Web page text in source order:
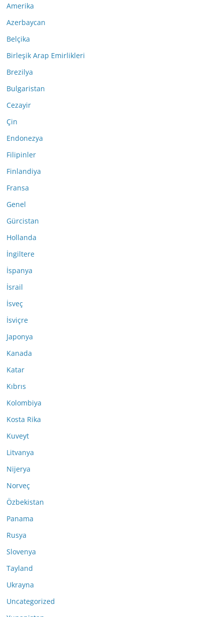
Amerika
Azerbaycan
Belçika
Birleşik Arap Emirlikleri
Brezilya
Bulgaristan
Cezayir
Çin
Endonezya
Filipinler
Finlandiya
Fransa
Genel
Gürcistan
Hollanda
İngiltere
İspanya
İsrail
İsveç
İsviçre
Japonya
Kanada
Katar
Kıbrıs
Kolombiya
Kosta Rika
Kuveyt
Litvanya
Nijerya
Norveç
Özbekistan
Panama
Rusya
Slovenya
Tayland
Ukrayna
Uncategorized